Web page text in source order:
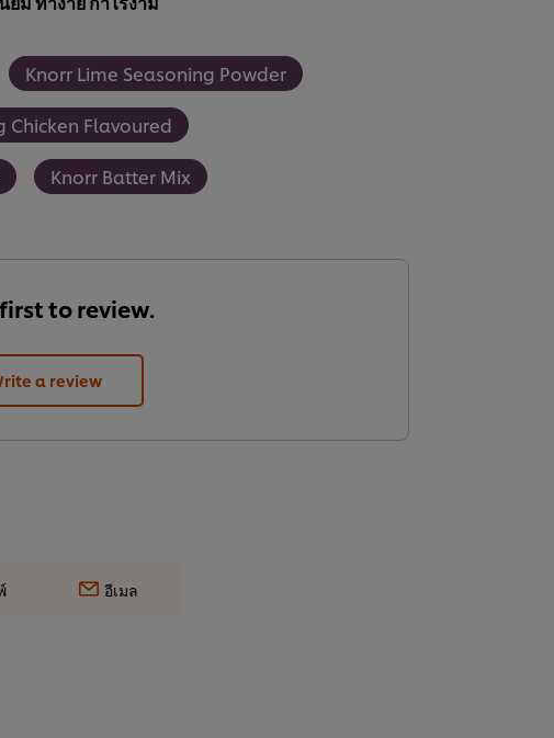
Knorr Lime Seasoning Powder
Chicken Flavoured
Knorr Batter Mix
to review.
a review
อีเมล